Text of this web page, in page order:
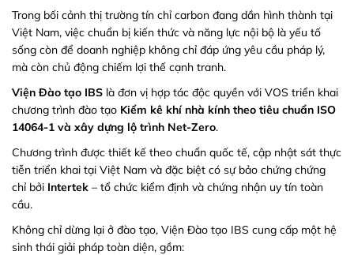
Trong bối cảnh thị trường tín chỉ carbon đang dần hình thành tại
Việt Nam, việc chuẩn bị kiến thức và năng lực nội bộ là yếu tố
sống còn để doanh nghiệp không chỉ đáp ứng yêu cầu pháp lý,
mà còn chủ động chiếm lợi thế cạnh tranh.
Viện Đào tạo IBS là đơn vị hợp tác độc quyền với VOS triển khai
chương trình đào tạo Kiểm kê khí nhà kính theo tiêu chuẩn ISO
14064-1 và xây dựng lộ trình Net-Zero.
Chương trình được thiết kế theo chuẩn quốc tế, cập nhật sát thực
tiễn triển khai tại Việt Nam và đặc biệt có sự bảo chứng chứng
chỉ bởi Intertek – tổ chức kiểm định và chứng nhận uy tín toàn
cầu.
Không chỉ dừng lại ở đào tạo, Viện Đào tạo IBS cung cấp một hệ
sinh thái giải pháp toàn diện, gồm: